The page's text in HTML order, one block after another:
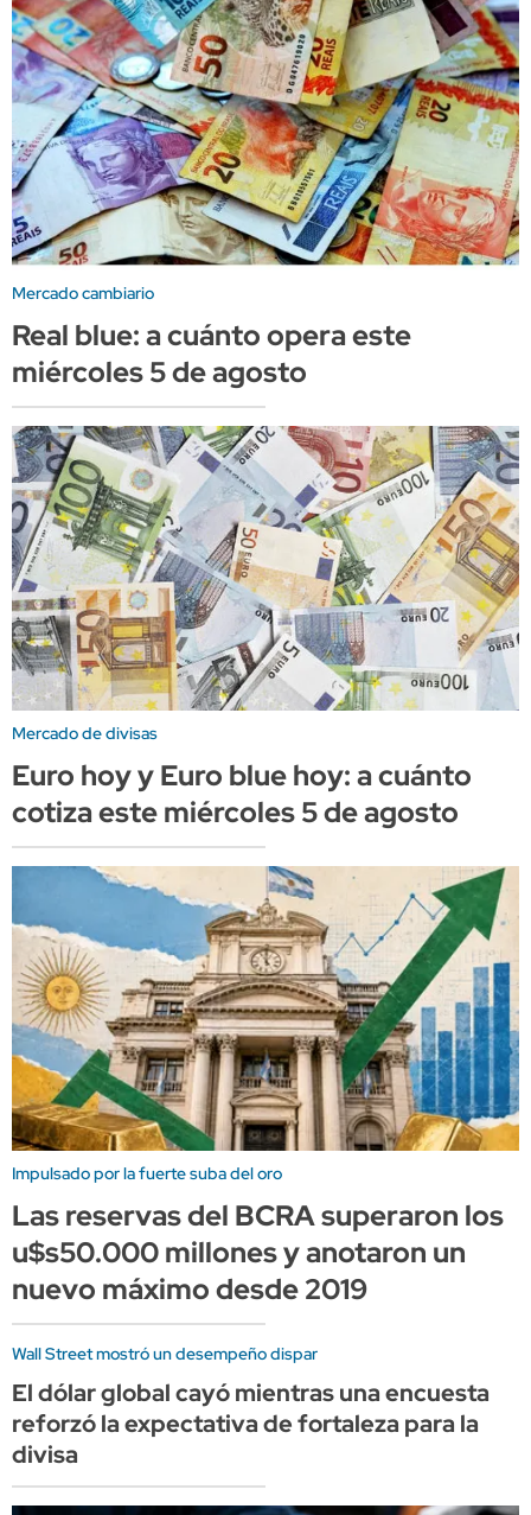
Mercado cambiario
Real blue: a cuánto opera este
miércoles 5 de agosto
Mercado de divisas
Euro hoy y Euro blue hoy: a cuánto
cotiza este miércoles 5 de agosto
Impulsado por la fuerte suba del oro
Las reservas del BCRA superaron los
u$s50.000 millones y anotaron un
nuevo máximo desde 2019
Wall Street mostró un desempeño dispar
El dólar global cayó mientras una encuesta
reforzó la expectativa de fortaleza para la
divisa